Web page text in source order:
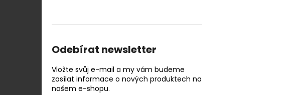
Odebírat newsletter
Vložte svůj e-mail a my vám budeme
zasílat informace o nových produktech na
našem e-shopu.